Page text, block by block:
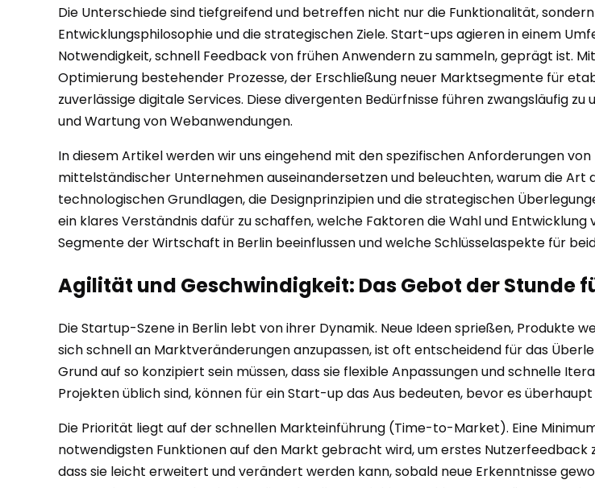
Die Unterschiede sind tiefgreifend und betreffen nicht nur die Funktionalität,
Entwicklungsphilosophie und die strategischen Ziele. Start-ups agieren in einem
Notwendigkeit, schnell Feedback von frühen Anwendern zu sammeln, geprägt ist.
Optimierung bestehender Prozesse, der Erschließung neuer Marktsegmente für
zuverlässige digitale Services. Diese divergenten Bedürfnisse führen zwangsläufig
und Wartung von Webanwendungen.
In diesem Artikel werden wir uns eingehend mit den spezifischen Anforderungen
mittelständischer Unternehmen auseinandersetzen und beleuchten, warum die
technologischen Grundlagen, die Designprinzipien und die strategischen
ein klares Verständnis dafür zu schaffen, welche Faktoren die Wahl und
Segmente der Wirtschaft in Berlin beeinflussen und welche Schlüsselaspekte für
Agilität und Geschwindigkeit: Das Gebot der Stunde
Die Startup-Szene in Berlin lebt von ihrer Dynamik. Neue Ideen sprießen, Produkte
sich schnell an Marktveränderungen anzupassen, ist oft entscheidend für das
Grund auf so konzipiert sein müssen, dass sie flexible Anpassungen und schnelle
Projekten üblich sind, können für ein Start-up das Aus bedeuten, bevor es
Die Priorität liegt auf der schnellen Markteinführung (Time-to-Market). Eine
notwendigsten Funktionen auf den Markt gebracht wird, um erstes Nutzerfeedback
dass sie leicht erweitert und verändert werden kann, sobald neue Erkenntnisse